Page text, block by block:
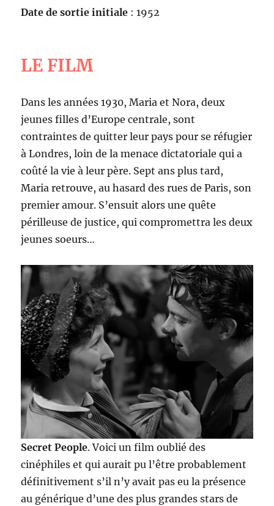
Date de sortie initiale : 1952
LE FILM
Dans les années 1930, Maria et Nora, deux
jeunes filles d’Europe centrale, sont
contraintes de quitter leur pays pour se réfugier
à Londres, loin de la menace dictatoriale qui a
coûté la vie à leur père. Sept ans plus tard,
Maria retrouve, au hasard des rues de Paris, son
premier amour. S’ensuit alors une quête
périlleuse de justice, qui compromettra les deux
jeunes soeurs…
Secret People. Voici un film oublié des
cinéphiles et qui aurait pu l’être probablement
définitivement s’il n’y avait pas eu la présence
au générique d’une des plus grandes stars de